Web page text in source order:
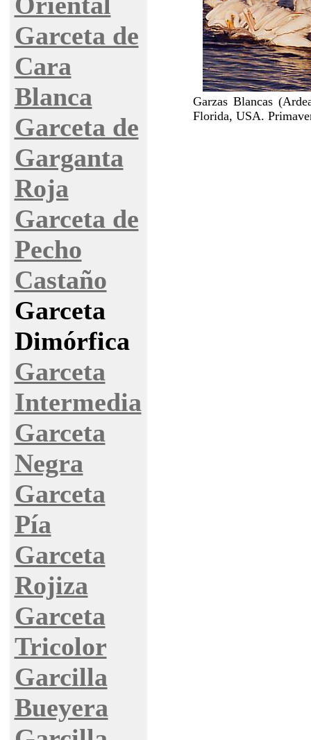
Garceta de
Cara
Blanca
Garceta de
Garganta
Roja
Garceta de
Pecho
Castaño
Garceta
Dimórfica
Garceta
Intermedia
Garceta
Negra
Garceta
Pía
Garceta
Rojiza
Garceta
Tricolor
Garcilla
Bueyera
Garzas Blancas
Florida, USA.